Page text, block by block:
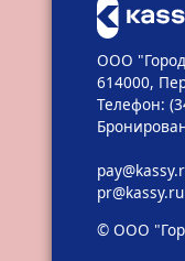
ООО
614000,
Телефон:
pr@kassy.ru
© ООО